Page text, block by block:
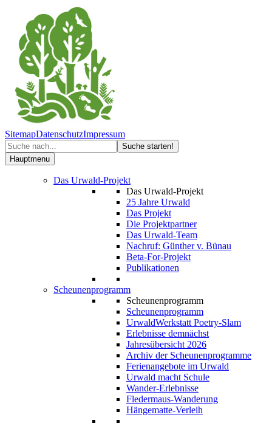
SitemapDatenschutzImpressum
Hauptmenu
Das Urwald-Projekt
Das Urwald-Projekt
25 Jahre Urwald
Das Projekt
Die Projektpartner
Das Urwald-Team
Nachruf: Günther v. Bünau
Beta-For-Projekt
Publikationen
Scheunenprogramm
Scheunenprogramm
Scheunenprogramm
UrwaldWerkstatt Poetry-Slam
Erlebnisse demnächst
Jahresübersicht 2026
Archiv der Scheunenprogramme
Ferienangebote im Urwald
Urwald macht Schule
Wander-Erlebnisse
Fledermaus-Wanderung
Hängematte-Verleih